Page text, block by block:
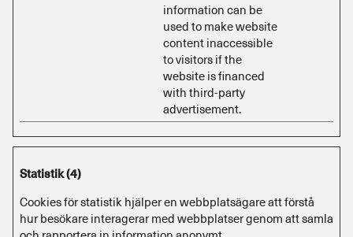
information can be
used to make website
content inaccessible
to visitors if the
website is financed
with third-party
advertisement.
Statistik (4)
Cookies för statistik hjälper en webbplatsägare att förstå
hur besökare interagerar med webbplatser genom att samla